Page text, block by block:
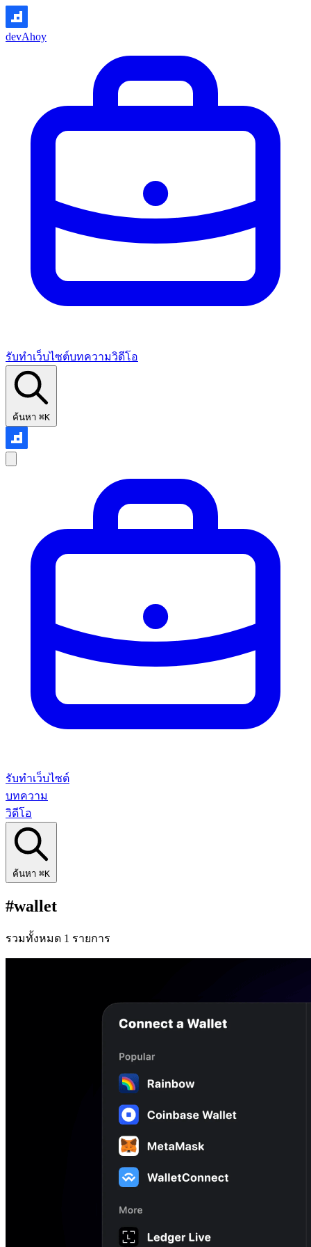
devAhoy
รับทำเว็บไซต์บทความวิดีโอ
ค้นหา ⌘K
รับทำเว็บไซต์
บทความ
วิดีโอ
ค้นหา ⌘K
#wallet
รวมทั้งหมด 1 รายการ